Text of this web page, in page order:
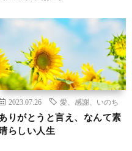
2023.07.26 愛、感謝、いのち
りがとうと言え、なんて素
らしい人生